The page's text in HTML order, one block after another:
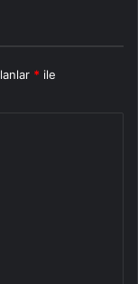
* ile